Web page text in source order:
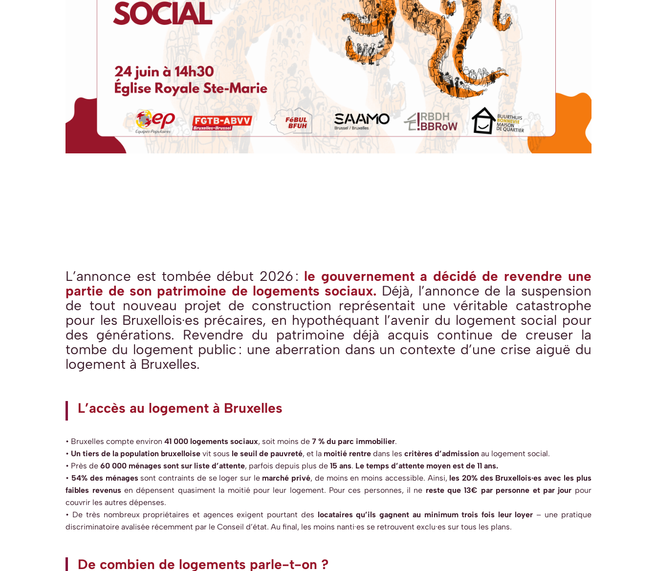
L’annonce est tombée début 2026 : le gouvernement a décidé de revendre une
partie de son patrimoine de logements sociaux. Déjà, l’annonce de la suspension
de tout nouveau projet de construction représentait une véritable catastrophe
pour les Bruxellois·es précaires, en hypothéquant l’avenir du logement social pour
des générations. Revendre du patrimoine déjà acquis continue de creuser la
tombe du logement public : une aberration dans un contexte d’une crise aiguë du
logement à Bruxelles.
L’accès au logement à Bruxelles
• Bruxelles compte environ41 000 logements sociaux, soit moins de7 % du parc immobilier.
• Un tiers de la population bruxelloise vit sous le seuil de pauvreté, et la moitié rentredans lescritères d’admission au logement social.
• Près de60 000 ménages sont sur liste d’attente, parfois depuis plus de15 ans. Letemps d’attente moyen est de 11 ans.
• 54% des ménagessont contraints de se loger sur le marché privé, de moins en moins accessible. Ainsi, les 20% des Bruxellois·es avec les plus
faibles revenusendépensent quasiment la moitié pour leur logement. Pour ces personnes, il ne resteque 13€ par personne et par jour pour
couvrir les autres dépenses.
• De très nombreux propriétaires et agences exigent pourtant des locataires qu’ilsgagnent au minimum trois fois leur loyer – une pratique
discriminatoire avalisée récemment par le Conseil d’état. Au final, les moins nanti·es se retrouventexclu·es sur tous les plans.
De combien de logements parle-t-on ?